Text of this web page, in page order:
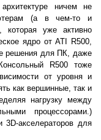
ничем не
(а в чем-то и
которая уже активно
ядро от ATI R500,
решения для ПК, даже
R500 тоже
от уровня и
как вершинные, так и
нагрузку между
процессорами.)
акселераторов для